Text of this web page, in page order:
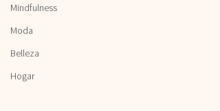
Mindfulness
Moda
Belleza
Hogar